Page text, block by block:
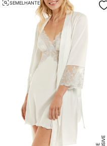
SEMELHANTE